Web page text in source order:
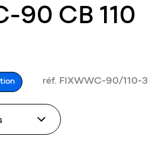
90 CB 110
réf. FIXWWC-90/110-3